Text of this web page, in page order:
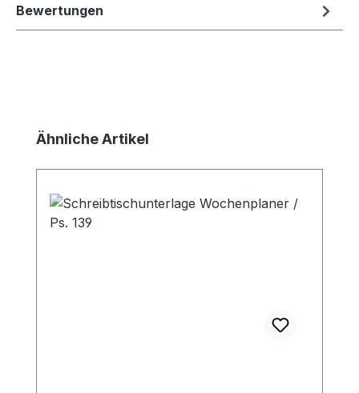
Bewertungen
Produktgalerie überspringen
Ähnliche Artikel